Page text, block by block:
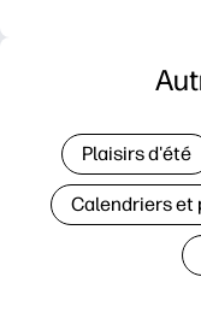
Plaisirs d'été
Calendriers